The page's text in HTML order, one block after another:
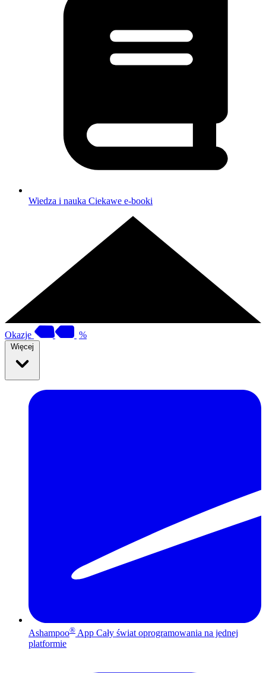
Wiedza i nauka Ciekawe e-booki
Okazje %
Więcej
Ashampoo® App Cały świat oprogramowania na jednej
platformie